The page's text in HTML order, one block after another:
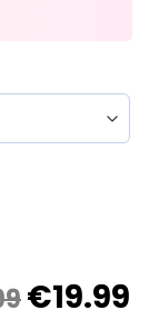
€19.99